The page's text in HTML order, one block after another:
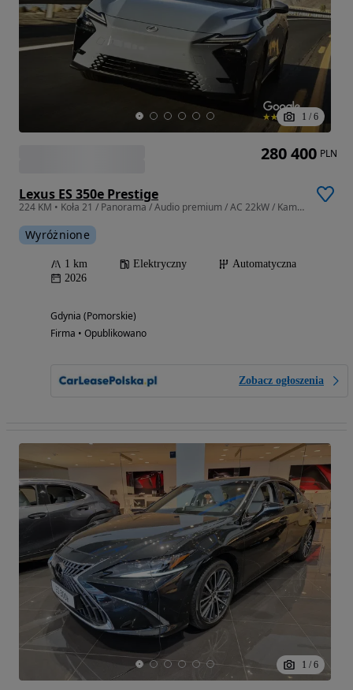
1 / 6
Lexus ES 350e Prestige
224 KM • Koła 21 / Panorama / Audio premium / AC 22kW / Kamera cofania / ACC
Wyróżnione
1 km Elektryczny
Automatyczna
2026
Gdynia (Pomorskie)
Firma • Opublikowano
Zobacz ogłoszenia
280 400 PLN
1 / 6